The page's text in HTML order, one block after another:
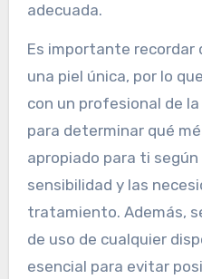
adecuada.
Es importante recordar
una piel única, por lo
con un profesional de
para determinar qué
apropiado para ti
sensibilidad y las
tratamiento. Además,
de uso de cualquier
esencial para evitar